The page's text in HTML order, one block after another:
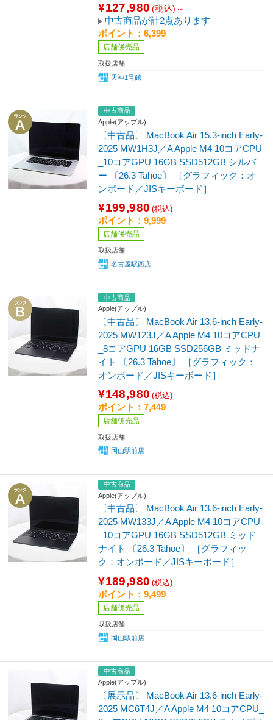
¥127,980 (税込)～
中古商品が計2点あります
ポイント：6,399
店舗併売品
取扱店舗
天神1号館
中古商品
Apple(アップル)
〔中古品〕 MacBook Air 15.3-inch Early-
2025 MW1H3J／A Apple M4 10コアCPU
_10コアGPU 16GB SSD512GB シルバ
ー 〔26.3 Tahoe〕 ［グラフィック：オ
ンボード／JISキーボード］
¥199,980 (税込)
ポイント：9,999
店舗併売品
取扱店舗
名古屋駅西店
中古商品
Apple(アップル)
〔中古品〕 MacBook Air 13.6-inch Early-
2025 MW123J／A Apple M4 10コアCPU
_8コアGPU 16GB SSD256GB ミッドナ
イト 〔26.3 Tahoe〕 ［グラフィック：
オンボード／JISキーボード］
¥148,980 (税込)
ポイント：7,449
店舗併売品
取扱店舗
岡山駅前店
中古商品
Apple(アップル)
〔中古品〕 MacBook Air 13.6-inch Early-
2025 MW133J／A Apple M4 10コアCPU
_10コアGPU 16GB SSD512GB ミッド
ナイト 〔26.3 Tahoe〕 ［グラフィッ
ク：オンボード／JISキーボード］
¥189,980 (税込)
ポイント：9,499
店舗併売品
取扱店舗
岡山駅前店
中古商品
Apple(アップル)
〔展示品〕 MacBook Air 13.6-inch Early-
2025 MC6T4J／A Apple M4 10コアCPU_